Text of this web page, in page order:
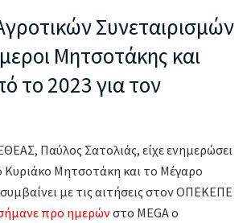
Συνεταιρισμών
Μητσοτάκης και
το 2023 για τον
Παύλος Σατολιάς, είχε ενημερώσει
Μητσοτάκη και το Μέγαρο
με τις αιτήσεις στον ΟΠΕΚΕΠΕ
προ ημερώνστο MEGA ο